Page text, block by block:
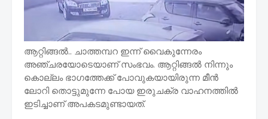
ആറ്റിങ്ങൽ.. ചാത്തമ്പറ ഇന്ന് വൈകുന്നേരം
അഞ്ചരയോടെയാണ് സംഭവം. ആറ്റിങ്ങൽ നിന്നും
കൊല്ലം ഭാഗത്തേക്ക് പോവുകയായിരുന്ന മീൻ
ലോറി തൊട്ടുമുന്നേ പോയ ഇരുചക്ര വാഹനത്തിൽ
ഇടിച്ചാണ് അപകടമുണ്ടായത്.